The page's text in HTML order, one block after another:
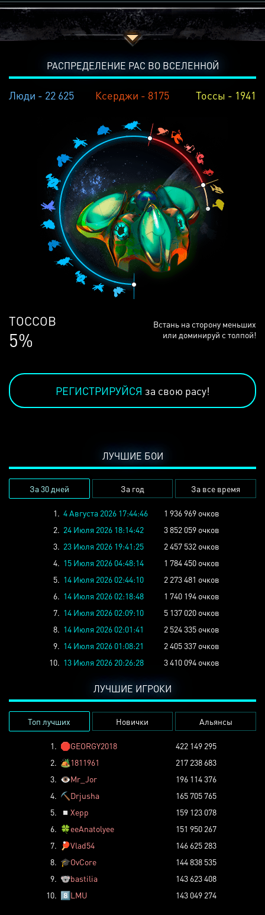
РАСПРЕДЕЛЕНИЕ РАС ВО ВСЕЛЕННОЙ
Люди - 22 625 Ксерджи - 8175 Тоссы - 1941
ЛЮДЕЙ
69%
Встань на сторону меньших
или доминируй с толпой!
РЕГИСТРИРУЙСЯ за свою расу!
ЛУЧШИЕ БОИ
За 30 дней За год За все время
1. 4 Августа 2026 17:44:46
1 936 969 очков
2. 24 Июля 2026 18:14:42
3 852 059 очков
3. 23 Июля 2026 19:41:25
2 457 532 очков
4. 15 Июля 2026 04:48:14
1 784 450 очков
5. 14 Июля 2026 02:44:10
2 273 481 очков
6. 14 Июля 2026 02:18:48
1 740 194 очков
7. 14 Июля 2026 02:09:10
5 137 020 очков
8. 14 Июля 2026 02:01:41
2 524 335 очков
9. 14 Июля 2026 01:08:21
2 405 337 очков
10. 13 Июля 2026 20:26:28 3 410 094 очков
ЛУЧШИЕ ИГРОКИ
Топ лучших Новички Альянсы
1. 🛑GEORGY2018
422 149 295
2. 🏕️1811961
217 238 683
3. 👁️Mr_Jor
196 114 376
4. ⛏️ Drjusha
165 705 765
5.
◽ Xepp
159 123 078
6. 🍀eeAnatolyee
151 950 267
7.
🏓Vlad54
146 625 283
8. 🎓OvCore
144 838 535
9. 🐨bastilia
143 623 408
10. 8️⃣LMU 143 049 274